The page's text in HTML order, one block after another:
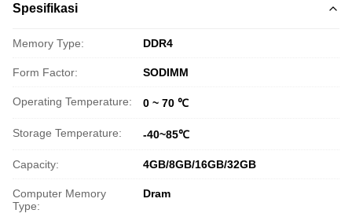
Semua spesifikasi dan data kinerja hanya untuk tujuan
Spesifikasi
Memory Type: DDR4
Form Factor: SODIMM
Operating Temperature: 0 ~ 70 ℃
Storage Temperature: -40~85℃
Capacity: 4GB/8GB/16GB/32GB
Computer Memory
Type:
Dram